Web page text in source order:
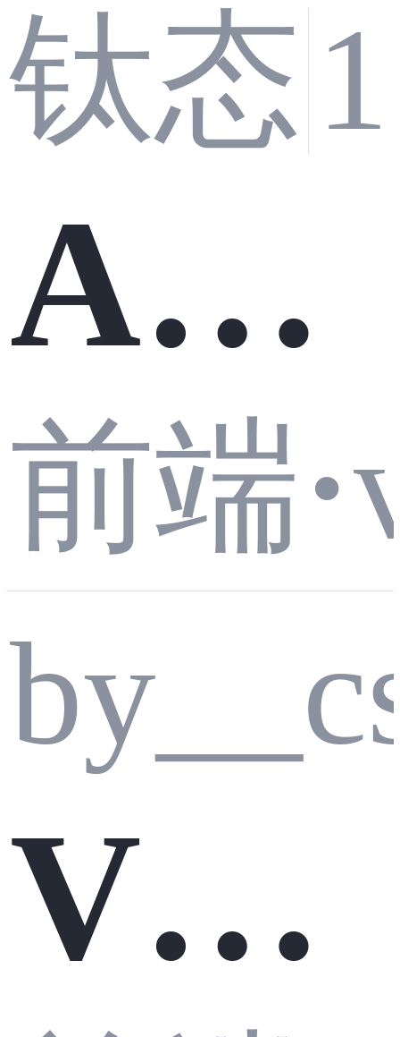
钛态
AI
辅
助：
前端·
Vue